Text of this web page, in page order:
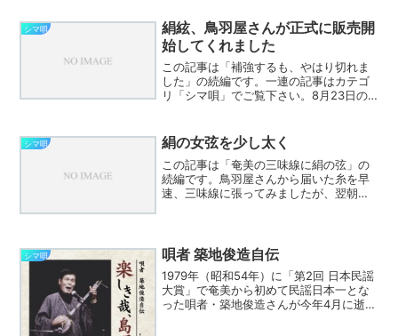
シマ唄
絹絃、鳥羽屋さんが正式に販売開
始してくれました
この記事は「補強するも、やはり切れま
した」の続編です。一連の記事はカテゴ
リ「シマ唄」でご覧下さい。8月23日の
送ってくれたので張って使っているので
すが、一度、５（F#）...
シマ唄 絹の女弦を少し太く
この記事は「奄美の三味線に絹の弦」の
続編です。鳥羽屋さんから届いた糸を早
速、三味線に張ってみましたが、翌朝見
さらに確実な方法がありま...
シマ唄 唄者 築地俊造自伝
1979年（昭和54年）に「第2回 日本民謡
大賞」で奄美から初めて民謡日本一とな
った唄者・築地俊造さんが今年4月に逝去